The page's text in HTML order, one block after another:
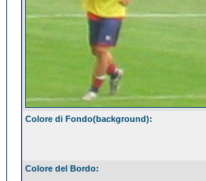
Colore di Fondo(background):
Colore del Bordo: